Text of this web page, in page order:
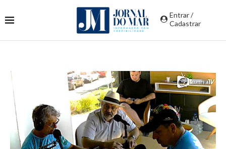
Entrar /
Cadastrar